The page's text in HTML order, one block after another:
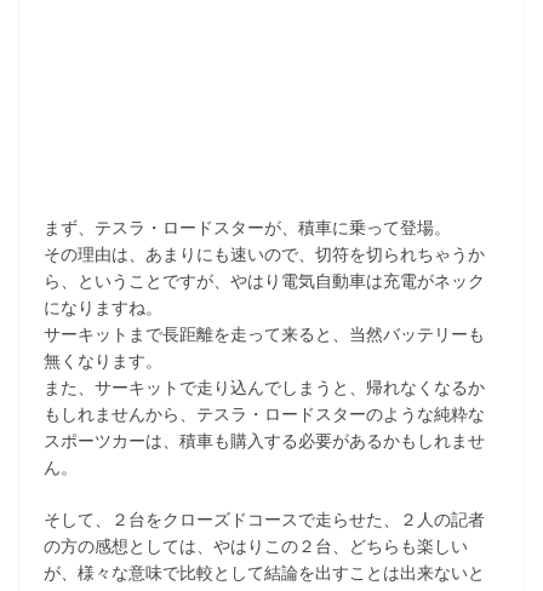
まず、テスラ・ロードスターが、積車に乗って登場。
その理由は、あまりにも速いので、切符を切られちゃうか
ら、ということですが、やはり電気自動車は充電がネック
になりますね。
サーキットまで長距離を走って来ると、当然バッテリーも
無くなります。
また、サーキットで走り込んでしまうと、帰れなくなるか
もしれませんから、テスラ・ロードスターのような純粋な
スポーツカーは、積車も購入する必要があるかもしれませ
ん。
そして、２台をクローズドコースで走らせた、２人の記者
の方の感想としては、やはりこの２台、どちらも楽しい
が、様々な意味で比較として結論を出すことは出来ないと